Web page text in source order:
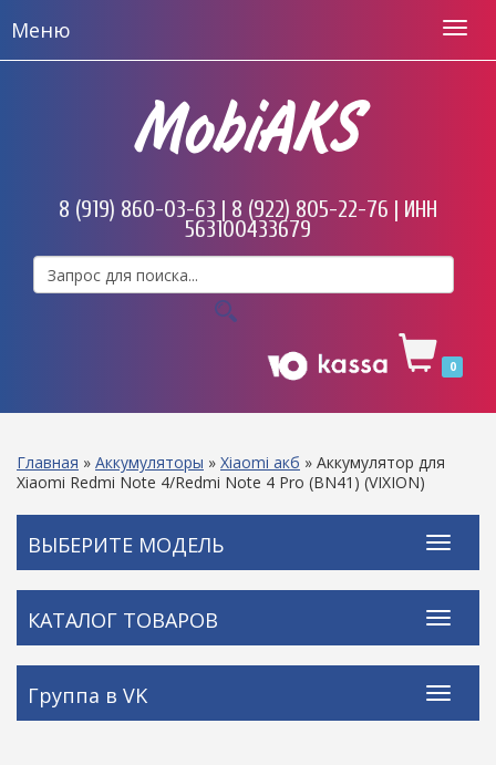
Меню
MobiAKS
8 (919) 860-03-63 | 8 (922) 805-22-76 | ИНН
563100433679
0
Главная » Аккумуляторы » Xiaomi акб » Аккумулятор для
Xiaomi Redmi Note 4/Redmi Note 4 Pro (BN41) (VIXION)
ВЫБЕРИТЕ МОДЕЛЬ
КАТАЛОГ ТОВАРОВ
Группа в VK